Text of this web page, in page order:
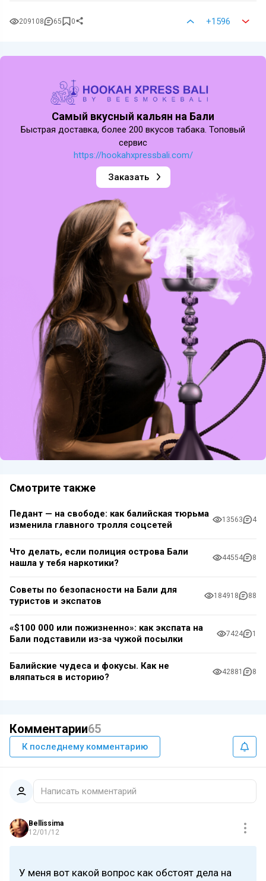
209108 65 0 +1596
Cамый вкусный кальян на Бали
Быстрая доставка, более 200 вкусов табака. Топовый
сервис
https://hookahxpressbali.com/
Заказать
Смотрите также
Педант — на свободе: как балийская тюрьма
изменила главного тролля соцсетей
13563 4
Что делать, если полиция острова Бали
нашла у тебя наркотики?
44554 8
Советы по безопасности на Бали для
туристов и экспатов
184918 88
«$100 000 или пожизненно»: как экспата на
Бали подставили из-за чужой посылки
7424 1
Балийские чудеса и фокусы. Как не
вляпаться в историю?
42881 8
Комментарии65
К последнему комментарию
Написать комментарий
Bellissima
12/01/12
У меня вот какой вопрос как обстоят дела на